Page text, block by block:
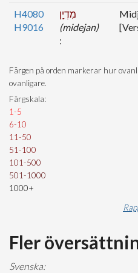
H4080
H9016
מִדְיָֽן
(midejan)
Färgen på orden markerar hur
ovanligare.
Färgskala:
1-5
6-10
11-50
51-100
101-500
501-1000
1000+
Fler
Svenska: